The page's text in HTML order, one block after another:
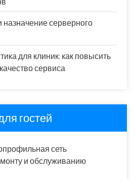
серверного
для клиник: как повысить
сервиса
гостей
сеть
и обслуживанию